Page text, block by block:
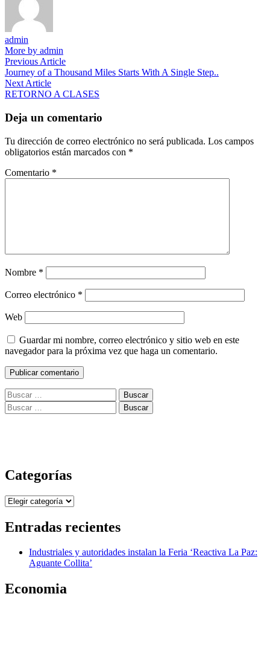
admin
More by admin
Navegación
de
entradas
Previous ArticlePrevious
article:
Journey of a Thousand Miles Starts With A Single Step..
Next ArticleNext
article:
RETORNO A CLASES
Deja un comentario
Tu dirección de correo electrónico no será publicada. Los campos
obligatorios están marcados con *
Comentario *
Nombre *
Correo electrónico *
Web
Guardar mi nombre, correo electrónico y sitio web en este
navegador para la próxima vez que haga un comentario.
Buscar:
Buscar:
Categorías
Categorías
Entradas recientes
Industriales y autoridades instalan la Feria ‘Reactiva La Paz:
Aguante Collita’
Economia